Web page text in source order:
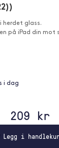
herdet glass.
på iPad din
i dag
209 kr
Legg i